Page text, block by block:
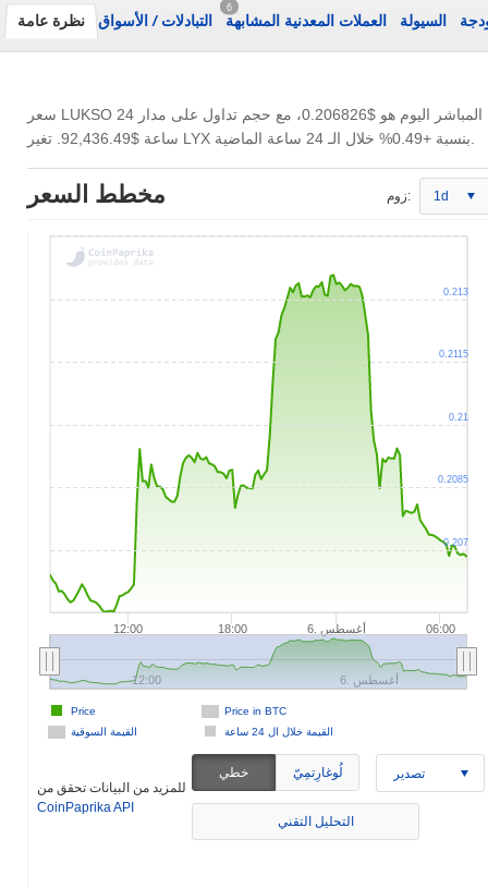
نظرة عامة التبادلات/ الأسواق
6
العملات المعدنية المشابهة السيولة
سعر LUKSO المباشر اليوم هو $0.206826
، مع حجم تداول على مدار 24
ساعة $92,436.49
مخطط السعر زوم: 1d
12:00 18:00 6. أغسطس 06:00
Price in BTC
القيمة السوقية القيمة خلال ال 24 ساعة
Price
12:00 6. أغسطس
0.207
0.2085
0.21
0.2115
0.213
للمزيد من البيانات تحقق من
CoinPaprika API
خطي لُوغارِتمِيّ تصدير
التحليل التقني